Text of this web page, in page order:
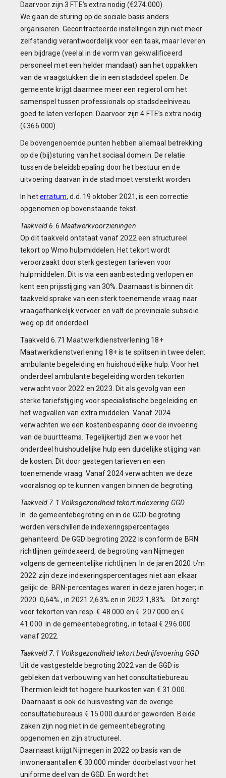
Daarvoor zijn 3 FTE’s extra nodig (€274.000).
We gaan de sturing op de sociale basis anders
organiseren. Gecontracteerde instellingen zijn niet meer
zelfstandig verantwoordelijk voor een taak, maar leveren
een bijdrage (veelal in de vorm van gekwalificeerd
personeel met een helder mandaat) aan het oppakken
van de vraagstukken die in een stadsdeel spelen. De
gemeente krijgt daarmee meer een regierol om het
samenspel tussen professionals op stadsdeelniveau
goed te laten verlopen. Daarvoor zijn 4 FTE’s extra nodig
(€366.000).
De bovengenoemde punten hebben allemaal betrekking
op de (bij)sturing van het sociaal domein. De relatie
tussen de beleidsbepaling door het bestuur en de
uitvoering daarvan in de stad moet versterkt worden.
In heterratum, d.d. 19 oktober 2021, is een correctie
opgenomen op bovenstaande tekst.
Taakveld 6.6 Maatwerkvoorzieningen
Op dit taakveld ontstaat vanaf 2022 een structureel
tekort op Wmo hulpmiddelen. Het tekort wordt
veroorzaakt door sterk gestegen tarieven voor
hulpmiddelen. Dit is via een aanbesteding verlopen en
kent een prijsstijging van 30%. Daarnaast is binnen dit
taakveld sprake van een sterk toenemende vraag naar
vraagafhankelijk vervoer en valt de provinciale subsidie
weg op dit onderdeel.
Taakveld 6.71 Maatwerkdienstverlening 18+
Maatwerkdienstverlening 18+ is te splitsen in twee delen:
ambulante begeleiding en huishoudelijke hulp. Voor het
onderdeel ambulante begeleiding worden tekorten
verwacht voor 2022 en 2023. Dit als gevolg van een
sterke tariefstijging voor specialistische begeleiding en
het wegvallen van extra middelen. Vanaf 2024
verwachten we een kostenbesparing door de invoering
van de buurtteams. Tegelijkertijd zien we voor het
onderdeel huishoudelijke hulp een duidelijke stijging van
de kosten. Dit door gestegen tarieven en een
toenemende vraag. Vanaf 2024 verwachten we deze
vooralsnog op te kunnen vangen binnen de begroting.
Taakveld 7.1 Volksgezondheid tekort indexering GGD
In de gemeentebegroting en in de GGD-begroting
worden verschillende indexeringspercentages
gehanteerd. De GGD begroting 2022 is conform de BRN
richtlijnen geïndexeerd, de begroting van Nijmegen
volgens de gemeentelijke richtlijnen. In de jaren 2020 t/m
2022 zijn deze indexeringspercentages niet aan elkaar
gelijk: de BRN-percentages waren in deze jaren hoger; in
2020 0,64% , in 2021 2,63% en in 2022 1,83%. . Dit zorgt
voor tekorten van resp. € 48.000 en € 207.000 en €
41.000 in de gemeentebegroting, in totaal € 296.000
vanaf 2022.
Taakveld 7.1 Volksgezondheid tekort bedrijfsvoering GGD
Uit de vastgestelde begroting 2022 van de GGD is
gebleken dat verbouwing van het consultatiebureau
Thermion leidt tot hogere huurkosten van € 31.000.
Daarnaast is ook de huisvesting van de overige
consultatiebureaus € 15.000 duurder geworden. Beide
zaken zijn nog niet in de gemeentebegroting
opgenomen en zijn structureel.
Daarnaast krijgt Nijmegen in 2022 op basis van de
inwoneraantallen € 30.000 minder doorbelast voor het
uniforme deel van de GGD. En wordt het